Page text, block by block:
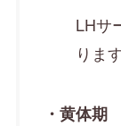
LHサ
ります
・黄体期